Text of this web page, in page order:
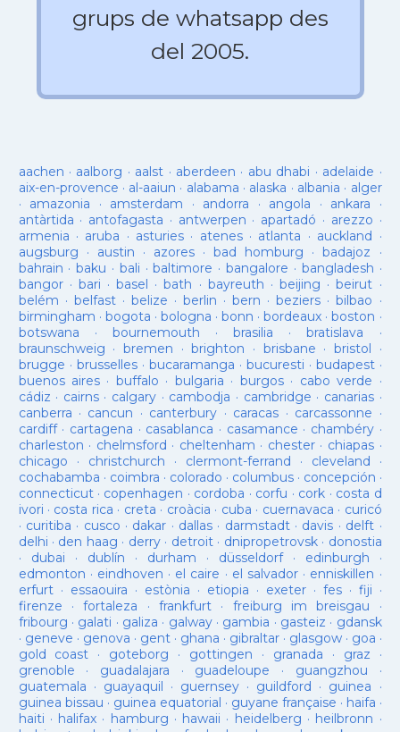
grups de whatsapp des
del 2005.
aachen · aalborg · aalst · aberdeen · abu dhabi · adelaide ·
aix-en-provence · al-aaiun · alabama · alaska · albania · alger
· amazonia · amsterdam · andorra · angola · ankara ·
antàrtida · antofagasta · antwerpen · apartadó · arezzo ·
armenia · aruba · asturies· atenes· atlanta · auckland ·
augsburg · austin · azores·bad homburg ·badajoz ·
bahrain ·baku · bali ·baltimore ·bangalore · bangladesh ·
bangor· bari ·basel ·bath · bayreuth ·beijing ·beirut ·
belém · belfast· belize · berlin ·bern ·beziers ·bilbao ·
birmingham · bogota · bologna ·bonn ·bordeaux ·boston ·
botswana · bournemouth ·brasilia ·bratislava ·
braunschweig · bremen ·brighton · brisbane · bristol ·
brugge · brusselles· bucaramanga · bucuresti · budapest·
buenos aires· buffalo · bulgaria · burgos· cabo verde ·
cádiz · cairns· calgary · cambodja · cambridge · canarias·
canberra · cancun · canterbury · caracas · carcassonne ·
cardiff· cartagena · casablanca · casamance · chambéry·
charleston · chelmsford · cheltenham · chester· chiapas ·
chicago · christchurch · clermont-ferrand · cleveland ·
cochabamba · coimbra · colorado · columbus· concepción ·
connecticut· copenhagen · cordoba · corfu · cork · costa d
ivori · costa rica · creta · croàcia · cuba · cuernavaca · curicó
· curitiba · cusco · dakar · dallas · darmstadt· davis · delft ·
delhi · den haag · derry· detroit· dnipropetrovsk· donostia
· dubai · dublín · durham · düsseldorf· edinburgh ·
edmonton · eindhoven · el caire · el salvador · enniskillen ·
erfurt· essaouira · estònia · etiopia · exeter· fes· fiji ·
firenze ·fortaleza · frankfurt· freiburg im breisgau ·
fribourg · galati · galiza · galway· gambia · gasteiz · gdansk
· geneve · genova · gent· ghana · gibraltar· glasgow· goa ·
gold coast · goteborg · gottingen · granada · graz ·
grenoble · guadalajara · guadeloupe · guangzhou ·
guatemala · guayaquil · guernsey· guildford · guinea ·
guinea bissau · guinea equatorial · guyane française · haifa ·
haiti · halifax · hamburg · hawaii · heidelberg · heilbronn ·